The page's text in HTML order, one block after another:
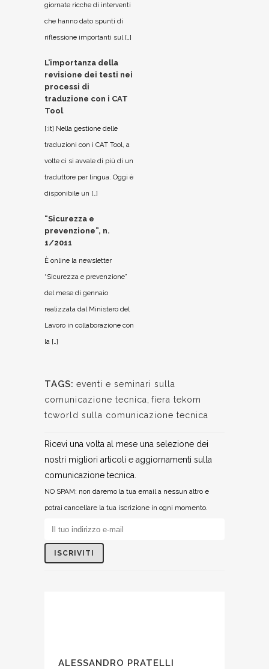
giornate ricche di interventi
che hanno dato spunti di
riflessione importanti sul […]
L’importanza della
revisione dei testi nei
processi di
traduzione con i CAT
Tool
[:it] Nella gestione delle
traduzioni con i CAT Tool, a
volte ci si avvale di più di un
traduttore per lingua. Oggi è
disponibile un […]
“Sicurezza e
prevenzione”, n.
1/2011
È online la newsletter
“Sicurezza e prevenzione”
del mese di gennaio
realizzata dal Ministero del
Lavoro in collaborazione con
la […]
TAGS: eventi e seminari sulla
comunicazione tecnica fiera tekom
tcworld sulla comunicazione tecnica
Ricevi una volta al mese una selezione dei
nostri migliori articoli e aggiornamenti sulla
comunicazione tecnica.
NO SPAM: non daremo la tua email a nessun altro e
potrai cancellare la tua iscrizione in ogni momento.
ALESSANDRO PRATELLI